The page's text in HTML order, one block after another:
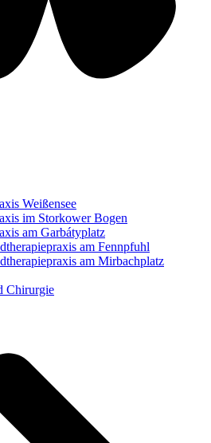
Weißensee
im Storkower Bogen
am Garbátyplatz
am Fennpfuhl
am Mirbachplatz
Chirurgie